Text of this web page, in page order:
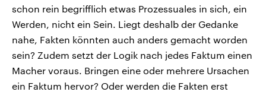
schon rein begrifflich etwas Prozessuales in sich, ein
Werden, nicht ein Sein. Liegt deshalb der Gedanke
nahe, Fakten könnten auch anders gemacht worden
sein? Zudem setzt der Logik nach jedes Faktum einen
Macher voraus. Bringen eine oder mehrere Ursachen
ein Faktum hervor? Oder werden die Fakten erst